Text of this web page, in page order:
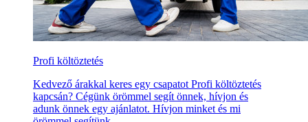
Profi költöztetés
Kedvező árakkal keres egy csapatot Profi költöztetés
kapcsán? Cégünk örömmel segít önnek, hívjon és
adunk önnek egy ajánlatot. Hívjon minket és mi